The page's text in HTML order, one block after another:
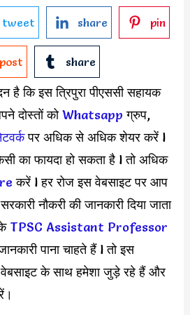
tweet share pin
post share
कि इस त्रिपुरा पीएससी सहायक
दोस्तों कोWhatsapp ग्रुप,
पर अधिक से अधिक शेयर करें l
का फायदा हो सकता है l तो अधिक
करें l हर रोज इस वेबसाइट पर आप
नौकरी की जानकारी दिया जाता
TPSC Assistant Professor
पाना चाहते हैं l तो इस
के साथ हमेशा जुड़े रहे हैं और